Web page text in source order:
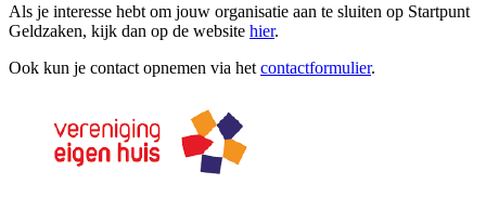
Als je interesse hebt om jouw organisatie aan te sluiten op Startpunt
Geldzaken, kijk dan op de website hier.
Ook kun je contact opnemen via het contactformulier.